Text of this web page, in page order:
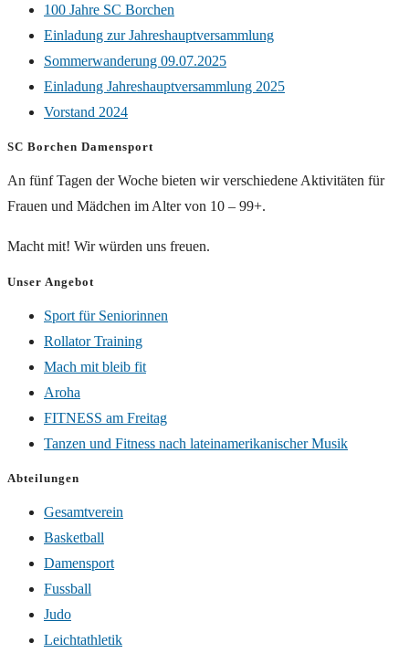
100 Jahre SC Borchen
Einladung zur Jahreshauptversammlung
Sommerwanderung 09.07.2025
Einladung Jahreshauptversammlung 2025
Vorstand 2024
SC Borchen Damensport
An fünf Tagen der Woche bieten wir verschiedene Aktivitäten für
Frauen und Mädchen im Alter von 10 – 99+.
Macht mit! Wir würden uns freuen.
Unser Angebot
Sport für Seniorinnen
Rollator Training
Mach mit bleib fit
Aroha
FITNESS am Freitag
Tanzen und Fitness nach lateinamerikanischer Musik
Abteilungen
Gesamtverein
Basketball
Damensport
Fussball
Judo
Leichtathletik